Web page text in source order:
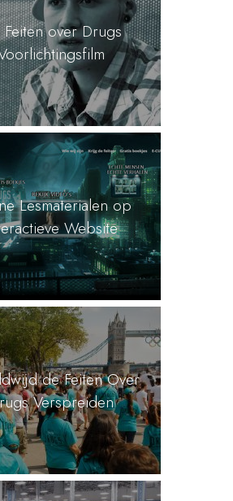
over Drugs
Lesmaterialen op
Website
de Feiten Over
Verspreiden